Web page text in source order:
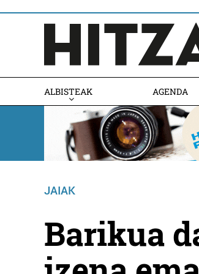
ALBISTEAK AGENDA
JAIAK
Barikua